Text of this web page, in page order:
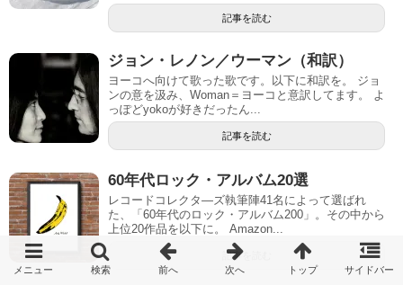
記事を読む
ジョン・レノン／ウーマン（和訳）
ヨーコへ向けて歌った歌です。以下に和訳を。 ジョ
ンの意を汲み、Woman＝ヨーコと意訳してます。 よ
っぽどyokoが好きだったん...
記事を読む
60年代ロック・アルバム20選
レコードコレクタ―ズ執筆陣41名によって選ばれ
た、「60年代のロック・アルバム200」。その中から
上位20作品を以下に。 Amazon...
記事を読む